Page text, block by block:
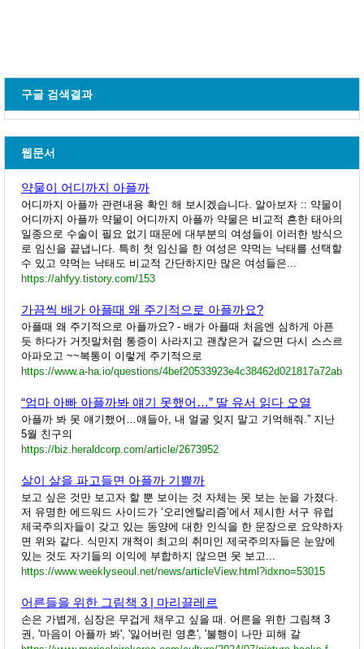
구글 검색결과
웹문서
약물이 어디까지 아플까
어디까지 아플까 관련내용 확인 해 보시겠습니다. 알아보자 :: 약물이
어디까지 아플까 약물이 어디까지 아플까 약물은 비교적 흔한 태아의
일종으로 수술이 필요 없기 때문에 대부분의 여성들이 이러한 방식으
로 임신을 끝냅니다. 특히 첫 임신을 한 여성은 약먹는 낙태를 선택할
수 있고 약먹는 낙태도 비교적 간단하지만 많은 여성들은...
https://ahfyy.tistory.com/153
가끔씩 배가 아플때 왜 주기적으로 아플까요?
아플때 왜 주기적으로 아플까요? - 배가 아플때 처음엔 심하게 아픈
듯 하다가 거짓말처럼 통증이 사라지고 괜찮은거 같으면 다시 스스르
아파오고 ~~복통이 이렇게 주기적으로
https://www.a-ha.io/questions/4bef20533923e4c38462d021817a72ab
“엄마 아빠 아플까봐 얘기 못했어…” 딸 유서 읽다 오열
아플까 봐 못 얘기했어…얘들아, 내 얼굴 잊지 말고 기억해줘.” 지난
5월 친구의
https://biz.heraldcorp.com/article/2673952
살이 살을 파고들면 아플까 기쁠까
보고 싶은 것만 보고자 할 뿐 보이는 것 자체는 못 보는 눈을 가졌다.
저 유명한 에드워드 사이드가 ‘오리엔탈리즘’에서 제시한 서구 유럽
제국주의자들이 갖고 있는 동양에 대한 인식을 한 문장으로 요약하자
면 위와 같다. 식민지 개척이 최고의 취미인 제국주의자들은 눈앞에
있는 것도 자기들의 이익에 부합하지 않으면 못 보고...
https://www.weeklyseoul.net/news/articleView.html?idxno=53015
어른들을 위한 그림책 3 | 마리끌레르
손은 가볍게, 심장은 무겁게 채우고 싶을 때. 어른을 위한 그림책 3
권, '마음이 아플까 봐', '잃어버린 영혼', '불행이 나만 피해 갈